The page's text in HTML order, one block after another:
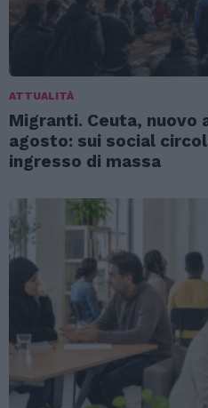
ATTUALITÀ
Migranti. Ceuta, nuovo
agosto: sui social
ingresso di massa